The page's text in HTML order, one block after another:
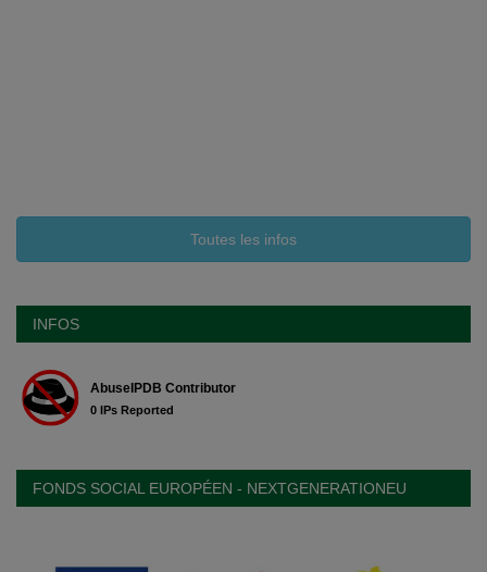
Toutes les infos
INFOS
FONDS SOCIAL EUROPÉEN - NEXTGENERATIONEU